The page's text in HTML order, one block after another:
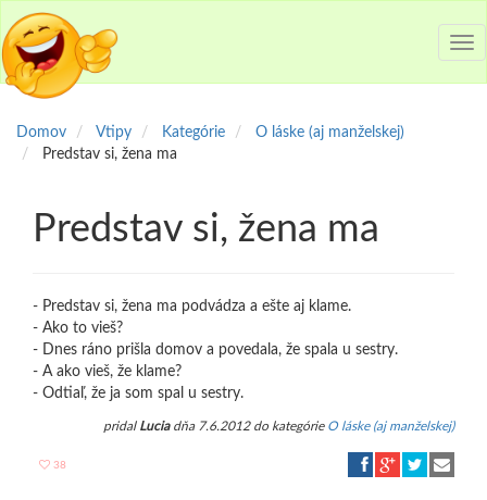
Domov Vtipy Kategórie
O láske (aj manželskej)
Predstav si, žena ma
Predstav si, žena ma
- Predstav si, žena ma podvádza a ešte aj klame.
- Ako to vieš?
- Dnes ráno prišla domov a povedala, že spala u sestry.
- A ako vieš, že klame?
- Odtiaľ, že ja som spal u sestry.
pridal Luciadňa 7.6.2012 do kategórie O láske (aj manželskej)
38